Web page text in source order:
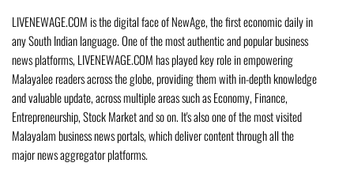
LIVENEWAGE.COM is the digital face of NewAge, the first economic daily in
any South Indian language. One of the most authentic and popular business
news platforms, LIVENEWAGE.COM has played key role in empowering
Malayalee readers across the globe, providing them with in-depth knowledge
and valuable update, across multiple areas such as Economy, Finance,
Entrepreneurship, Stock Market and so on. It's also one of the most visited
Malayalam business news portals, which deliver content through all the
major news aggregator platforms.